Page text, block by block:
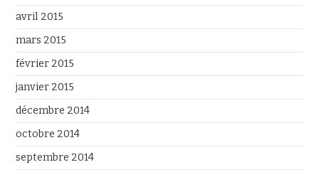
avril 2015
mars 2015
février 2015
janvier 2015
décembre 2014
octobre 2014
septembre 2014